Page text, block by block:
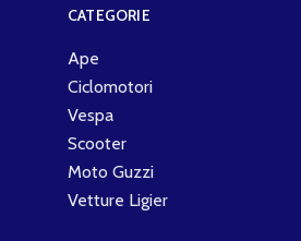
CATEGORIE
Ape
Ciclomotori
Vespa
Scooter
Moto Guzzi
Vetture Ligier